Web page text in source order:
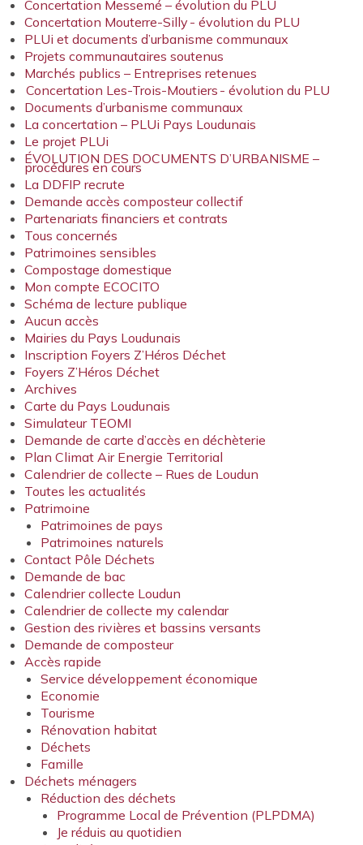
Concertation Messemé – évolution du PLU
Concertation Mouterre-Silly - évolution du PLU
PLUi et documents d’urbanisme communaux
Projets communautaires soutenus
Marchés publics – Entreprises retenues
Concertation Les-Trois-Moutiers - évolution du PLU
Documents d’urbanisme communaux
La concertation – PLUi Pays Loudunais
Le projet PLUi
ÉVOLUTION DES DOCUMENTS D’URBANISME –
procédures en cours
La DDFIP recrute
Demande accès composteur collectif
Partenariats financiers et contrats
Tous concernés
Patrimoines sensibles
Compostage domestique
Mon compte ECOCITO
Schéma de lecture publique
Aucun accès
Mairies du Pays Loudunais
Inscription Foyers Z’Héros Déchet
Foyers Z’Héros Déchet
Archives
Carte du Pays Loudunais
Simulateur TEOMI
Demande de carte d’accès en déchèterie
Plan Climat Air Energie Territorial
Calendrier de collecte – Rues de Loudun
Toutes les actualités
Patrimoine
Patrimoines de pays
Patrimoines naturels
Contact Pôle Déchets
Demande de bac
Calendrier collecte Loudun
Calendrier de collecte my calendar
Gestion des rivières et bassins versants
Demande de composteur
Accès rapide
Service développement économique
Economie
Tourisme
Rénovation habitat
Déchets
Famille
Déchets ménagers
Réduction des déchets
Programme Local de Prévention (PLPDMA)
Je réduis au quotidien